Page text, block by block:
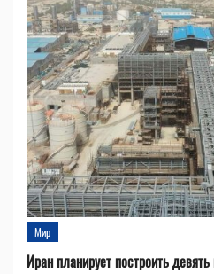
Мир
Иран планирует построить